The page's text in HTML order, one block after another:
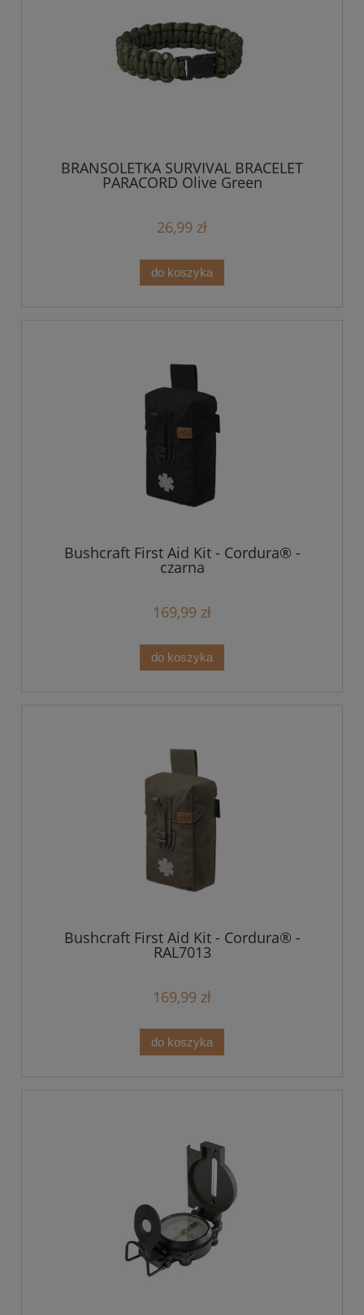
BRANSOLETKA SURVIVAL BRACELET
PARACORD Olive Green
26,99 zł
do koszyka
Bushcraft First Aid Kit - Cordura® -
czarna
169,99 zł
do koszyka
Bushcraft First Aid Kit - Cordura® -
RAL7013
169,99 zł
do koszyka